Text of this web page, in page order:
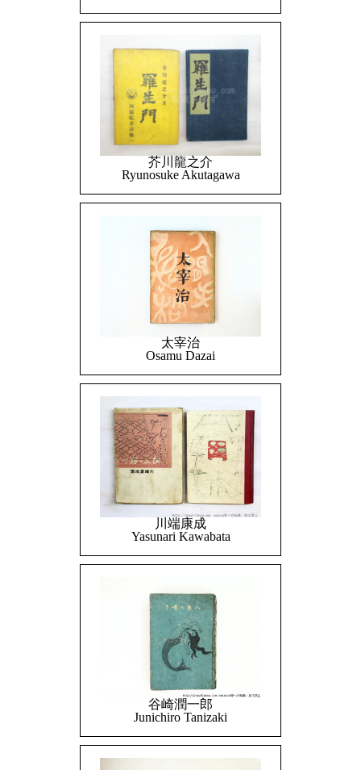
芥川龍之介
Ryunosuke Akutagawa
太宰治
Osamu Dazai
川端康成
Yasunari Kawabata
谷崎潤一郎
Junichiro Tanizaki